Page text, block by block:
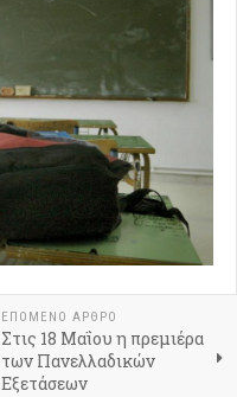
ΕΠΟΜΕΝΟ ΑΡΘΡΟ
Στις 18 Μαΐου η πρεμιέρα
των Πανελλαδικών
Εξετάσεων